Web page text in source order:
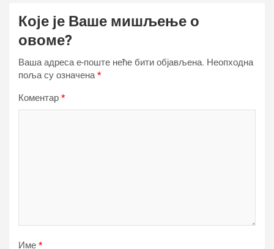
Које је Ваше мишљење о
овоме?
Ваша адреса е-поште неће бити објављена. Неопходна
поља су означена*
Коментар *
Име *